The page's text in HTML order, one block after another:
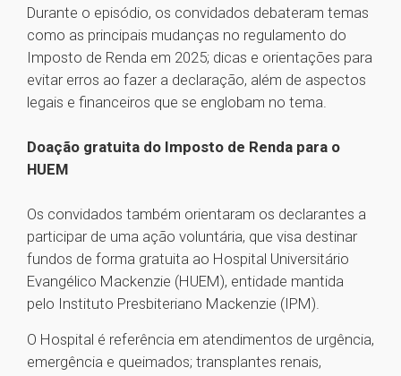
Durante o episódio, os convidados debateram temas
como as principais mudanças no regulamento do
Imposto de Renda em 2025; dicas e orientações para
evitar erros ao fazer a declaração, além de aspectos
legais e financeiros que se englobam no tema.
Doação gratuita do Imposto de Renda para o
HUEM
Os convidados também orientaram os declarantes a
participar de uma ação voluntária, que visa destinar
fundos de forma gratuita ao Hospital Universitário
Evangélico Mackenzie (HUEM), entidade mantida
pelo Instituto Presbiteriano Mackenzie (IPM).
O Hospital é referência em atendimentos de urgência,
emergência e queimados; transplantes renais,